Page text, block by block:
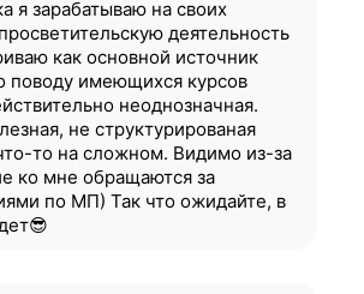
я зарабатываю на своих
деятельность
как основной источник
поводу имеющихся курсов
неоднозначная.
не структурированая
то на сложном. Видимо из-за
ко мне обращаются за
по МП) Так что ожидайте, в